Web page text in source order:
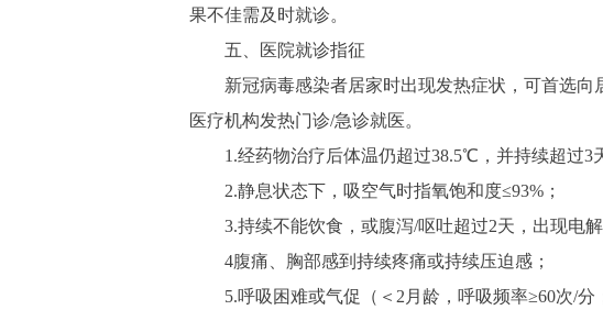
果不佳需及时就诊。
五、医院就诊指征
新冠病毒感染者居家时出现发热症状，可首选向
医疗机构发热门诊/急诊就医。
1.经药物治疗后体温仍超过38.5℃，并持续超过3
2.静息状态下，吸空气时指氧饱和度≤93%；
3.持续不能饮食，或腹泻/呕吐超过2天，出现电解
4腹痛、胸部感到持续疼痛或持续压迫感；
5.呼吸困难或气促（＜2月龄，呼吸频率≥60次/分